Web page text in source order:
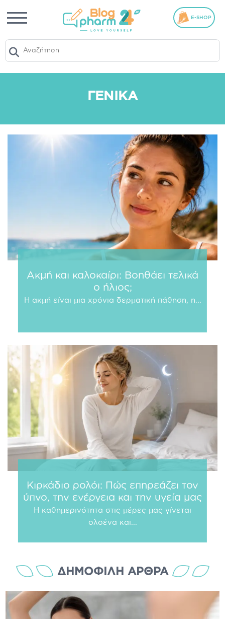
E-SHOP
ΓΕΝΙΚΆ
Ακμή και καλοκαίρι: Βοηθάει τελικά
ο ήλιος;
Η ακμή είναι μια χρόνια δερματική πάθηση, η...
Κιρκάδιο ρολόι: Πώς επηρεάζει τον
ύπνο, την ενέργεια και την υγεία μας
Η καθημερινότητα στις μέρες μας γίνεται
ολοένα και...
ΔΗΜΟΦΙΛΗ ΆΡΘΡΑ